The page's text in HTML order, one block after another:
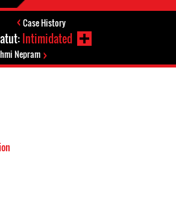
Case History
Intimidated
Nepram